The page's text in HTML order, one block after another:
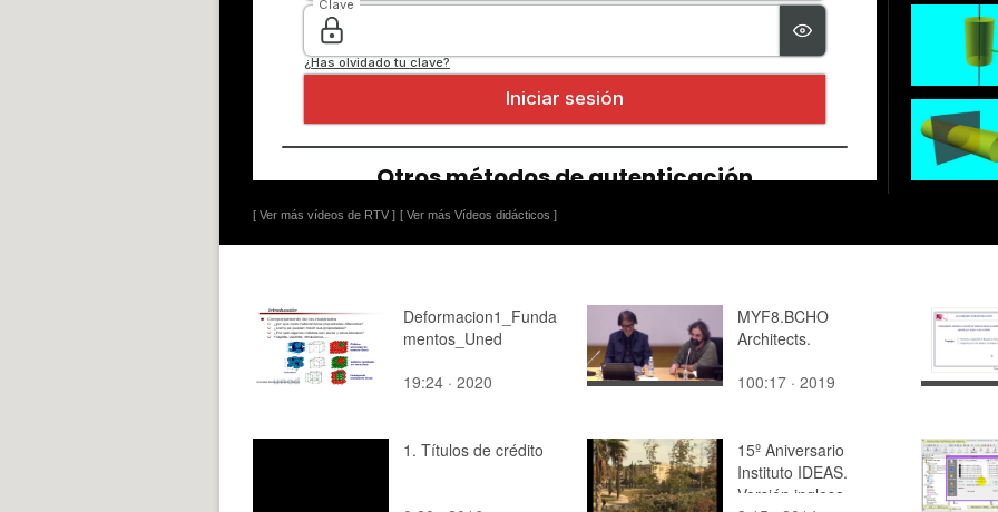
[ Ver más vídeos de RTV ] [ Ver más Vídeos didácticos ]
Deformacion1_Funda
mentos_Uned
19:24 · 2020
MYF8.BCHO
Architects.
100:17 · 2019
1. Títulos de crédito
15º Aniversario
Instituto IDEAS.
Versión inglesa